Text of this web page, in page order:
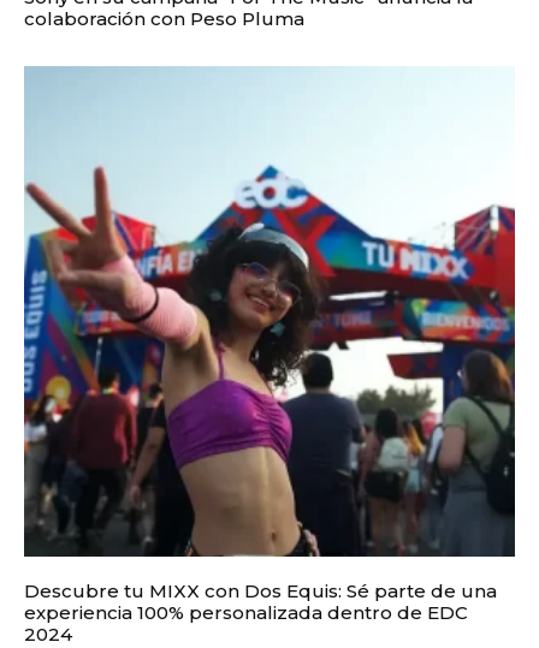
colaboración con Peso Pluma
Descubre tu MIXX con Dos Equis: Sé parte de una
experiencia 100% personalizada dentro de EDC
2024